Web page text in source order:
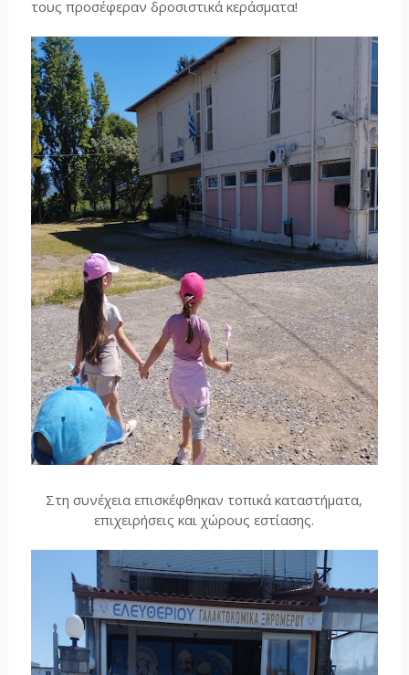
τους προσέφεραν δροσιστικά κεράσματα!
Στη συνέχεια επισκέφθηκαν τοπικά καταστήματα,
επιχειρήσεις και χώρους εστίασης.